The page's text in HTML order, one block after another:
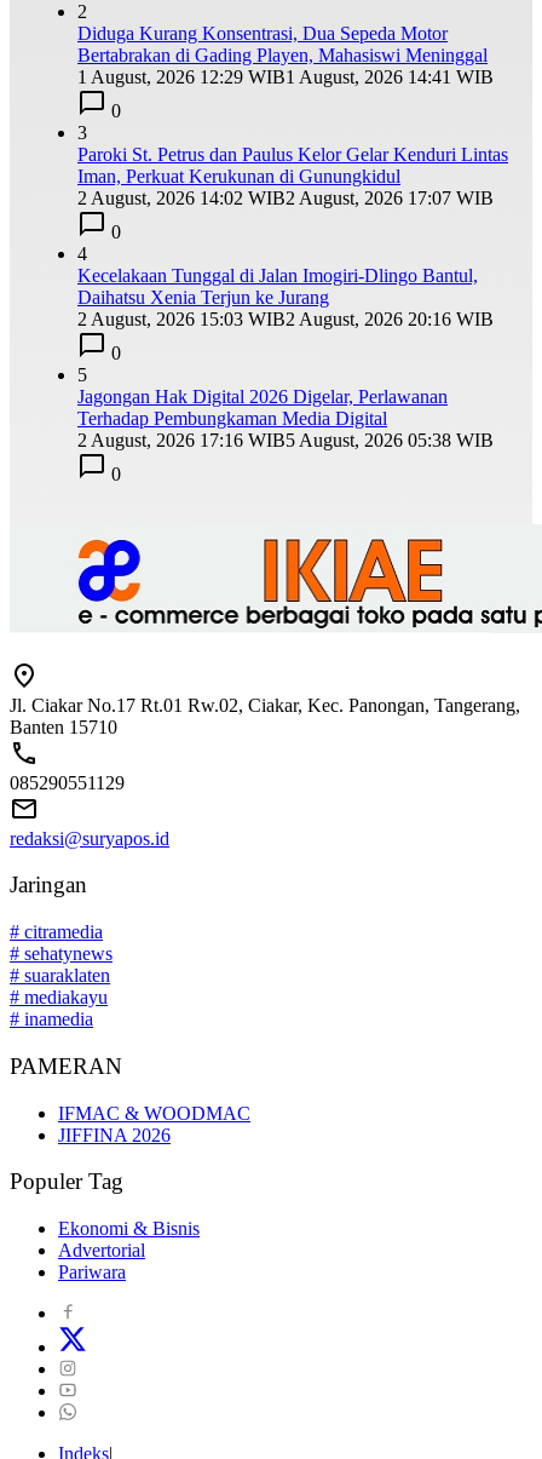
2
Diduga Kurang Konsentrasi, Dua Sepeda Motor
Bertabrakan di Gading Playen, Mahasiswi Meninggal
1 August, 2026 12:29 WIB1 August, 2026 14:41 WIB
0
3
Paroki St. Petrus dan Paulus Kelor Gelar Kenduri Lintas
Iman, Perkuat Kerukunan di Gunungkidul
2 August, 2026 14:02 WIB2 August, 2026 17:07 WIB
0
4
Kecelakaan Tunggal di Jalan Imogiri-Dlingo Bantul,
Daihatsu Xenia Terjun ke Jurang
2 August, 2026 15:03 WIB2 August, 2026 20:16 WIB
0
5
Jagongan Hak Digital 2026 Digelar, Perlawanan
Terhadap Pembungkaman Media Digital
2 August, 2026 17:16 WIB5 August, 2026 05:38 WIB
0
Jl. Ciakar No.17 Rt.01 Rw.02, Ciakar, Kec. Panongan, Tangerang,
Banten 15710
085290551129
redaksi@suryapos.id
Jaringan
# citramedia
# sehatynews
# suaraklaten
# mediakayu
# inamedia
PAMERAN
IFMAC & WOODMAC
JIFFINA 2026
Populer Tag
Ekonomi & Bisnis
Advertorial
Pariwara
Indeks